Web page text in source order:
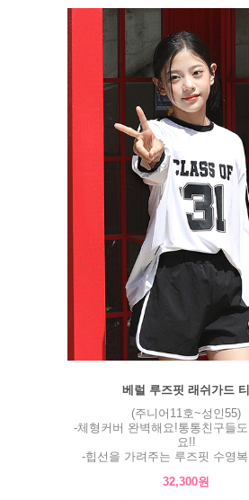
베럴 루즈핏 래쉬가드 티
(주니어11호~성인55)
-체형커버 완벽해요!통통친구들
요!!
-힙선을 가려주는 루즈핏 수영
32,300원